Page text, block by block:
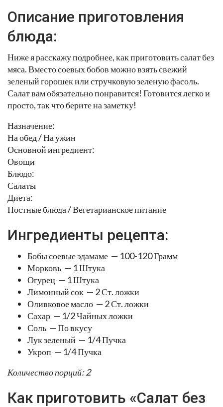
Описание приготовления
блюда:
Ниже я расскажу подробнее, как приготовить салат без
мяса. Вместо соевых бобов можно взять свежий
зеленый горошек или стручковую зеленую фасоль.
Салат вам обязательно понравится! Готовится легко и
просто, так что берите на заметку!
Назначение:
На обед / На ужин
Основной ингредиент:
Овощи
Блюдо:
Салаты
Диета:
Постные блюда / Вегетарианское питание
Ингредиенты рецепта:
Бобы соевые эдамаме — 100-120 Грамм
Морковь — 1 Штука
Огурец — 1 Штука
Лимонный сок — 2 Ст. ложки
Оливковое масло — 2 Ст. ложки
Сахар — 1/2 Чайных ложки
Соль — По вкусу
Лук зеленый — 1/4 Пучка
Укроп — 1/4 Пучка
Количество порций: 2
Как приготовить «Салат без